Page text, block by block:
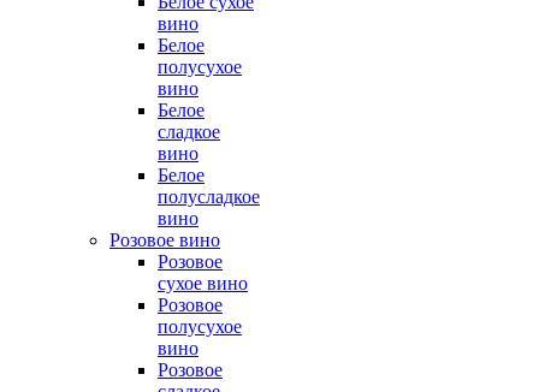
вино
Белое
полусухое
вино
Белое
сладкое
вино
Белое
полусладкое
вино
Розовое вино
Розовое
сухое вино
Розовое
полусухое
вино
Розовое